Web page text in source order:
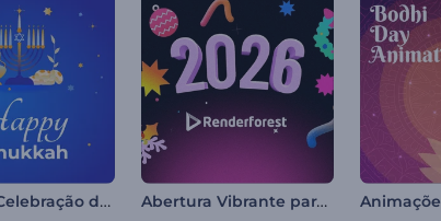
Reels de Celebração do Hanucá Abertura Vibrante para o Natal